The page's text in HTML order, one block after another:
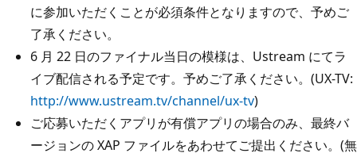
に参加いただくことが必須条件となりますので、予めご
了承ください。
6 月 22 日のファイナル当日の模様は、Ustream にてラ
イブ配信される予定です。予めご了承ください。(UX-TV:
http://www.ustream.tv/channel/ux-tv)
ご応募いただくアプリが有償アプリの場合のみ、最終バ
ージョンの XAP ファイルをあわせてご提出ください。(無